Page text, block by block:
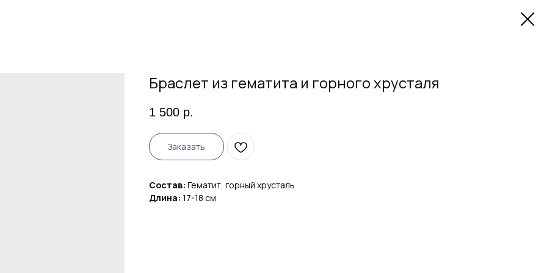
Браслет из гематита и горного хрусталя
1 500 р.
Заказать
Состав: Гематит, горный хрусталь
Длина: 17-18 см